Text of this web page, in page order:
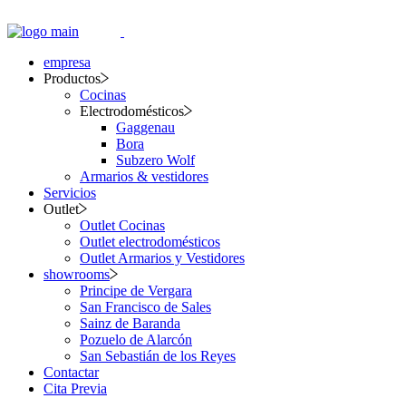
empresa
Productos
Cocinas
Electrodomésticos
Gaggenau
Bora
Subzero Wolf
Armarios & vestidores
Servicios
Outlet
Outlet Cocinas
Outlet electrodomésticos
Outlet Armarios y Vestidores
showrooms
Principe de Vergara
San Francisco de Sales
Sainz de Baranda
Pozuelo de Alarcón
San Sebastián de los Reyes
Contactar
Cita Previa